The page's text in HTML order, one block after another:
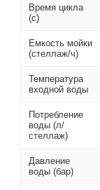
Время цикла
(с)
Емкость мойки
(стеллаж/ч)
Температура
входной воды
Потребление
воды (л/
стеллаж)
Давление
воды (бар)